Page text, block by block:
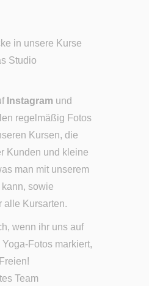
in unsere Kurse
Studio
Instagram und
regelmäßig Fotos
Kursen, die
Kunden und kleine
man mit unserem
sowie
alle Kursarten.
wenn ihr uns auf
Fotos markiert,
Team